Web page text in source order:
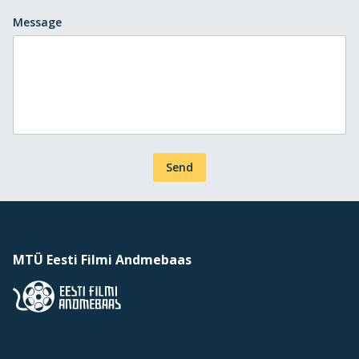
Message
Send
MTÜ Eesti Filmi Andmebaas